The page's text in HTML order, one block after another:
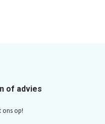
of advies
ons op!